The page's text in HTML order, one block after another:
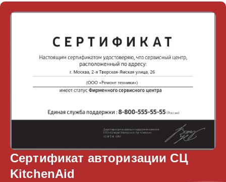
Сертификат авторизации СЦ
KitchenAid